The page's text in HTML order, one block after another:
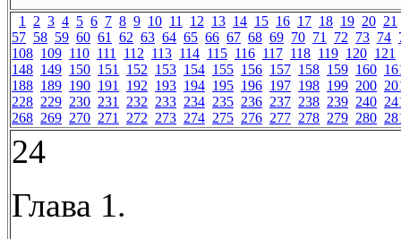
1 2 3 4 5 6 7 8 9 10 11 12 13 14 15 16 17 18 19 20 21
57 58 59 60 61 62 63 64 65 66 67 68 69 70 71 72 73 74
108 109 110 111 112 113 114 115 116 117 118 119 120 121
148 149 150 151 152 153 154 155 156 157 158 159 160
188 189 190 191 192 193 194 195 196 197 198 199 200
228 229 230 231 232 233 234 235 236 237 238 239 240
268 269 270 271 272 273 274 275 276 277 278 279 280
24
Глава 1.